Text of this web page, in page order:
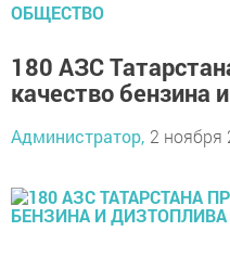
ОБЩЕСТВО
180 АЗС
качество бензина
Администратор, 2 ноября